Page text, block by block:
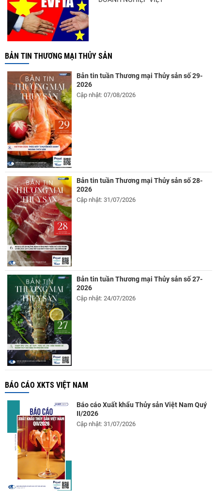
BẢN TIN THƯƠNG MẠI THỦY SẢN
Bản tin tuần Thương mại Thủy sản số 29-
2026
Cập nhật: 07/08/2026
Bản tin tuần Thương mại Thủy sản số 28-
2026
Cập nhật: 31/07/2026
Bản tin tuần Thương mại Thủy sản số 27-
2026
Cập nhật: 24/07/2026
BÁO CÁO XKTS VIỆT NAM
Báo cáo Xuất khẩu Thủy sản Việt Nam Quý
II/2026
Cập nhật: 31/07/2026